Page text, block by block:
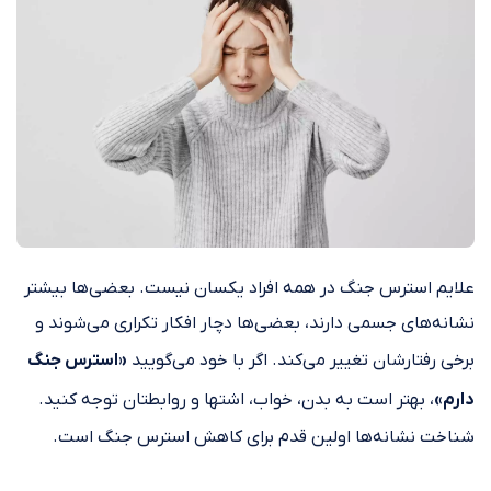
علایم استرس جنگ در همه افراد یکسان نیست. بعضی‌ها بیشتر
نشانه‌های جسمی دارند، بعضی‌ها دچار افکار تکراری می‌شوند و
برخی رفتارشان تغییر می‌کند. اگر با خود می‌گویید «استرس جنگ
دارم»، بهتر است به بدن، خواب، اشتها و روابطتان توجه کنید.
شناخت نشانه‌ها اولین قدم برای کاهش استرس جنگ است.